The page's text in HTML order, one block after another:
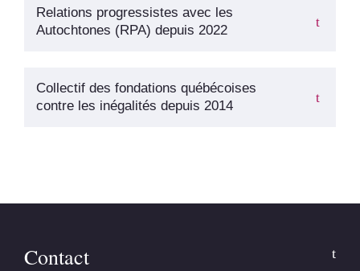
Relations progressistes avec les
Autochtones (RPA) depuis 2022
Collectif des fondations québécoises
contre les inégalités depuis 2014
Contact